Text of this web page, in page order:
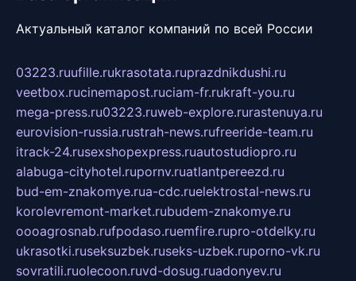
Актуальный каталог компаний по всей России
03223.ruufille.rukrasotata.ruprazdnikdushi.ru
veetbox.rucinemapost.ruciam-fr.rukraft-you.ru
mega-press.ru03223.ruweb-explore.rurastenuya.ru
eurovision-russia.rustrah-news.rufreeride-team.ru
itrack-24.rusexshopexpress.ruautostudiopro.ru
alabuga-cityhotel.rupornv.ruatlantpereezd.ru
bud-em-znakomye.rua-cdc.ruelektrostal-news.ru
korolevremont-market.rubudem-znakomye.ru
oooagrosnab.rufpodaso.ruemfire.rupro-otdelky.ru
ukrasotki.ruseksuzbek.ruseks-uzbek.ruporno-vk.ru
sovratili.ruolecoon.ruvd-dosug.ruadonyev.ru